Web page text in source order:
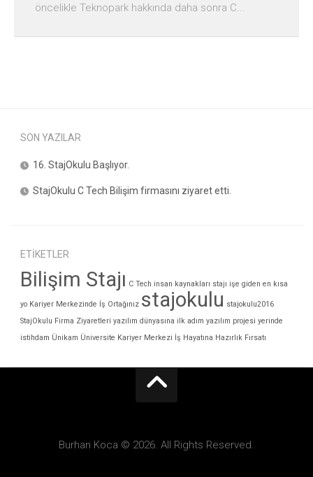
öncelikle Teknopark hakkında daha sonra C...
SON YAZILAR
16. StajOkulu Başlıyor.
StajOkulu C Tech Bilişim firmasını ziyaret etti.
ETIKETLER
Bilişim Stajı C Tech insan kaynakları stajı işe giden en kısa
yo Kariyer Merkezinde İş Ortağınız stajokulu stajokulu2016
StajOkulu Firma Ziyaretleri yazılım dünyasına ilk adım yazılım projesi yerinde
istihdam Ünikam Üniversite Kariyer Merkezi İş Hayatına Hazırlık Fırsatı
Burhan Koca © 2026. All Rights Reserved.